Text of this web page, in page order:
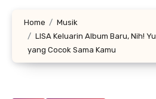
Home
Musik
LISA Keluarin Album Baru, Nih!
yang Cocok Sama Kamu